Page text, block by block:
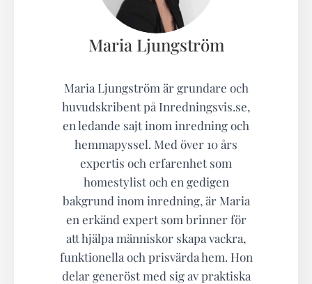
Maria Ljungström
Maria Ljungström är grundare och
huvudskribent på Inredningsvis.se,
en ledande sajt inom inredning och
hemmapyssel. Med över 10 års
expertis och erfarenhet som
homestylist och en gedigen
bakgrund inom inredning, är Maria
en erkänd expert som brinner för
att hjälpa människor skapa vackra,
funktionella och prisvärda hem. Hon
delar generöst med sig av praktiska